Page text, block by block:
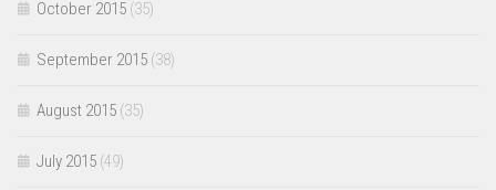
October 2015 (35)
September 2015 (38)
August 2015 (35)
July 2015 (49)